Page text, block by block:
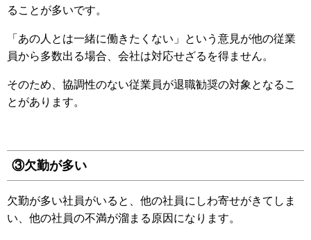
ることが多いです。
「あの人とは一緒に働きたくない」という意見が他の従業
員から多数出る場合、会社は対応せざるを得ません。
そのため、協調性のない従業員が退職勧奨の対象となるこ
とがあります。
③欠勤が多い
欠勤が多い社員がいると、他の社員にしわ寄せがきてしま
い、他の社員の不満が溜まる原因になります。